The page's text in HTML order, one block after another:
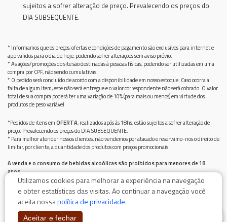
sujeitos a sofrer alteração de preço. Prevalecendo os preços do
DIA SUBSEQUENTE.
* Informamos que os preços, ofertas e condições de pagamento são exclusivos para internet e
app válidos para o dia de hoje, podendo sofrer alterações sem aviso prévio.
* As ações/promoções do site são destinadas à pessoas físicas, podendo ser utilizadas em uma
compra por CPF, não sendo cumulativas.
* O pedido será concluído de acordo com a disponibilidade em nosso estoque. Caso ocorra a
falta de algum item, este não será entregue e o valor correspondente não será cobrado. O valor
total de sua compra poderá ter uma variação de 10% (para mais ou menos) em virtude dos
produtos de peso variável.
*Pedidos de itens emOFERTA, realizados após ás 18hs, estão sujeitos a sofrer alteração de
preço. Prevalecendo os preços do DIA SUBSEQUENTE.
* Para melhor atender nossos clientes, não vendemos por atacado e reservamo-nos o direito de
limitar, por cliente, a quantidade dos produtos com preços promocionais.
A venda e o consumo de bebidas alcoólicas são proibidos para menores de 18
anos.
Bebida alcoólica pode causar dependência química e, em excesso, provoca graves males à saúde.
Beba com moderação
Utilizamos cookies para melhorar a experiência na navegação
e obter estatísticas das visitas. Ao continuar a navegação você
aceita nossapolítica de privacidade.
Aceitar e fechar